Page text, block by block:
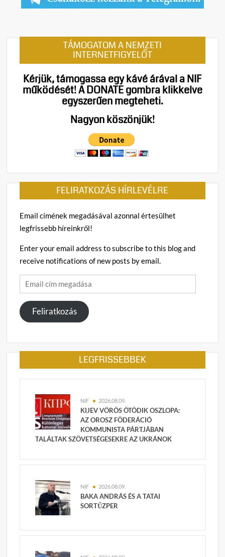
TÁMOGATOM A NEMZETI
INTERNETFIGYELŐT
Kérjük, támogassa egy kávé árával a NIF
működését!A DONATE gombra klikkelve
egyszerűen megteheti.
Nagyon köszönjük!
FELIRATKOZÁS HÍRLEVÉLRE
Email címének megadásával azonnal értesülhet
legfrissebb híreinkről!
Enter your email address to subscribe to this blog and
receive notifications of new posts by email.
Email
cím
megadása
Feliratkozás
LEGFRISSEBBEK
NIF 2026.08.09.
KIJEV VÖRÖS ÖTÖDIK OSZLOPA:
AZ OROSZ FÖDERÁCIÓ
KOMMUNISTA PÁRTJÁBAN
TALÁLTAK SZÖVETSÉGESEKRE AZ UKRÁNOK
NIF 2026.08.09.
BAKA ANDRÁS ÉS A TATAI
SORTŰZPER